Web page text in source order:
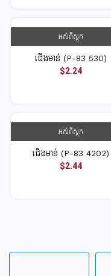
អស់ពីស្តុក
ជើងមាន់ (P-83 530)
$2.24
អស់ពីស្តុក
ជើងមាន់ (P-83 4202)
$2.44